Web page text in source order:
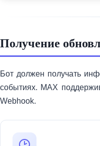
Получение
Бот должен получать
событиях. MAX
Webhook.